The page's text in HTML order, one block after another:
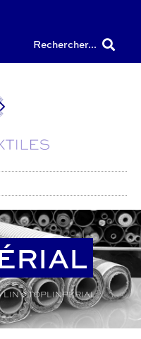
Rechercher...
LIN>TOPLINPÉRIAL